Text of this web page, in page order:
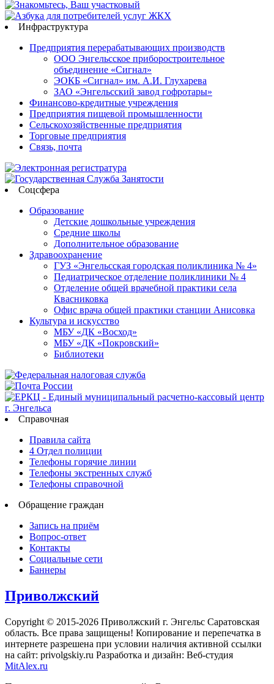
Инфраструктура
Предприятия перерабатывающих производств
ООО Энгельсское приборостроительное
объединение «Сигнал»
ЭОКБ «Сигнал» им. А.И. Глухарева
ЗАО «Энгельсский завод гофротары»
Финансово-кредитные учреждения
Предприятия пищевой промышленности
Сельскохозяйственные предприятия
Торговые предприятия
Связь, почта
Соцсфера
Образование
Детские дошкольные учреждения
Средние школы
Дополнительное образование
Здравоохранение
ГУЗ «Энгельсская городская поликлиника № 4»
Педиатрическое отделение поликлиники № 4
Отделение общей врачебной практики села
Квасниковка
Офис врача общей практики станции Анисовка
Культура и искусство
МБУ «ДК «Восход»
МБУ «ДК «Покровский»
Библиотеки
Справочная
Правила сайта
4 Отдел полиции
Телефоны горячие линии
Телефоны экстренных служб
Телефоны справочной
Обращение граждан
Запись на приём
Вопрос-ответ
Контакты
Социальные сети
Баннеры
Приволжский
Copyright © 2015-2026 Приволжский г. Энгельс Саратовская
область. Все права защищены! Копирование и перепечатка в
интернете разрешена при условии наличия активной ссылки
на сайт: privolgskiy.ru Разработка и дизайн: Веб-студия
MitAlex.ru